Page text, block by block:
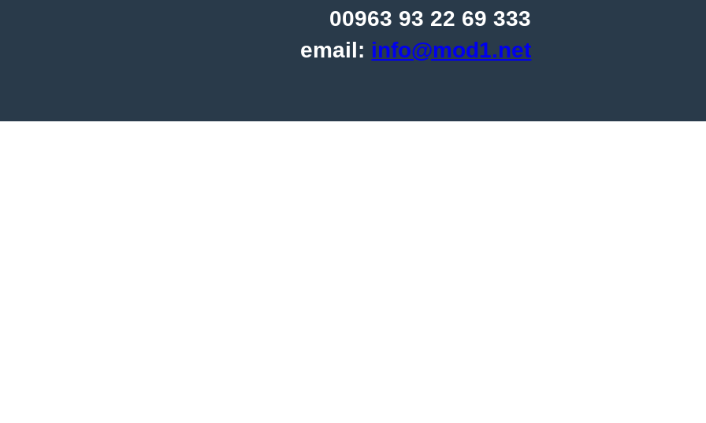
00963 93 22 69 333
email: info@mod1.net